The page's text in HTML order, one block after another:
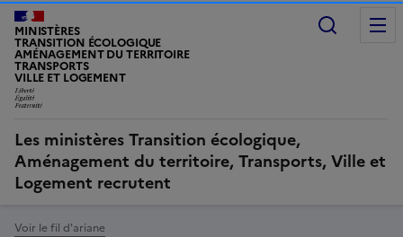
MINISTÈRES
TRANSITION ÉCOLOGIQUE
AMÉNAGEMENT DU TERRITOIRE
TRANSPORTS
VILLE ET LOGEMENT
Les ministères Transition écologique,
Aménagement du territoire, Transports, Ville et
Logement recrutent
Voir le fil d'ariane